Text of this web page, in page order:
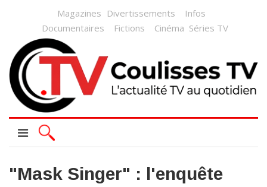
Magazines Divertissements
Infos
Documentaires
Fictions Cinéma Séries TV
"Mask Singer" : l'enquête